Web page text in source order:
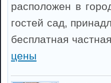
расположен в
гостей сад,
бесплатная
цены